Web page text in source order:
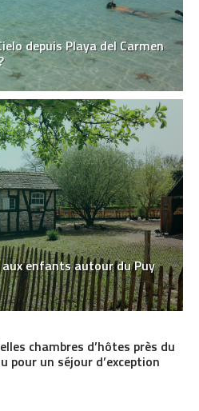
depuis Playa del Carmen
enfants autour du Puy
chambres d’hôtes près du
pour un séjour d’exception